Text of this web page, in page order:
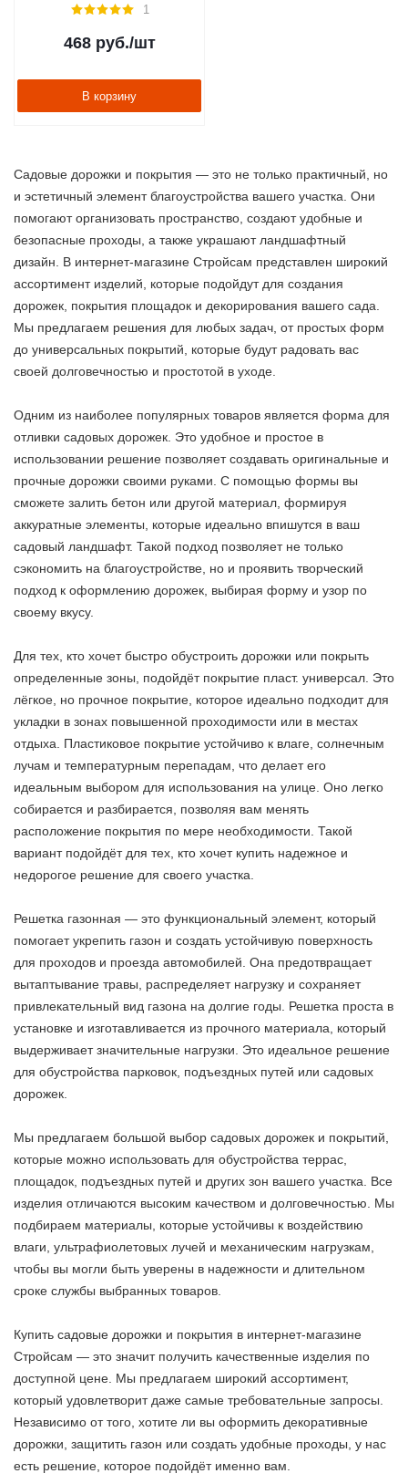
1
468руб./шт
В корзину
Садовые дорожки и покрытия — это не только практичный, но
и эстетичный элемент благоустройства вашего участка. Они
помогают организовать пространство, создают удобные и
безопасные проходы, а также украшают ландшафтный
дизайн. В интернет-магазине Стройсам представлен широкий
ассортимент изделий, которые подойдут для создания
дорожек, покрытия площадок и декорирования вашего сада.
Мы предлагаем решения для любых задач, от простых форм
до универсальных покрытий, которые будут радовать вас
своей долговечностью и простотой в уходе.
Одним из наиболее популярных товаров является форма для
отливки садовых дорожек. Это удобное и простое в
использовании решение позволяет создавать оригинальные и
прочные дорожки своими руками. С помощью формы вы
сможете залить бетон или другой материал, формируя
аккуратные элементы, которые идеально впишутся в ваш
садовый ландшафт. Такой подход позволяет не только
сэкономить на благоустройстве, но и проявить творческий
подход к оформлению дорожек, выбирая форму и узор по
своему вкусу.
Для тех, кто хочет быстро обустроить дорожки или покрыть
определенные зоны, подойдёт покрытие пласт. универсал. Это
лёгкое, но прочное покрытие, которое идеально подходит для
укладки в зонах повышенной проходимости или в местах
отдыха. Пластиковое покрытие устойчиво к влаге, солнечным
лучам и температурным перепадам, что делает его
идеальным выбором для использования на улице. Оно легко
собирается и разбирается, позволяя вам менять
расположение покрытия по мере необходимости. Такой
вариант подойдёт для тех, кто хочет купить надежное и
недорогое решение для своего участка.
Решетка газонная — это функциональный элемент, который
помогает укрепить газон и создать устойчивую поверхность
для проходов и проезда автомобилей. Она предотвращает
вытаптывание травы, распределяет нагрузку и сохраняет
привлекательный вид газона на долгие годы. Решетка проста в
установке и изготавливается из прочного материала, который
выдерживает значительные нагрузки. Это идеальное решение
для обустройства парковок, подъездных путей или садовых
дорожек.
Мы предлагаем большой выбор садовых дорожек и покрытий,
которые можно использовать для обустройства террас,
площадок, подъездных путей и других зон вашего участка. Все
изделия отличаются высоким качеством и долговечностью. Мы
подбираем материалы, которые устойчивы к воздействию
влаги, ультрафиолетовых лучей и механическим нагрузкам,
чтобы вы могли быть уверены в надежности и длительном
сроке службы выбранных товаров.
Купить садовые дорожки и покрытия в интернет-магазине
Стройсам — это значит получить качественные изделия по
доступной цене. Мы предлагаем широкий ассортимент,
который удовлетворит даже самые требовательные запросы.
Независимо от того, хотите ли вы оформить декоративные
дорожки, защитить газон или создать удобные проходы, у нас
есть решение, которое подойдёт именно вам.